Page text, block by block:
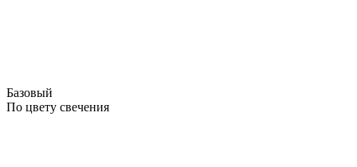
Базовый
По цвету свечения